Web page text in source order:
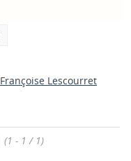
Françoise Lescourret
(1 - 1 / 1)